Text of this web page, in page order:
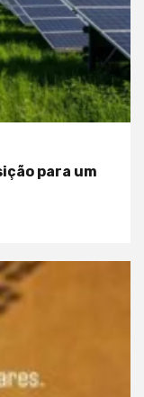
para um